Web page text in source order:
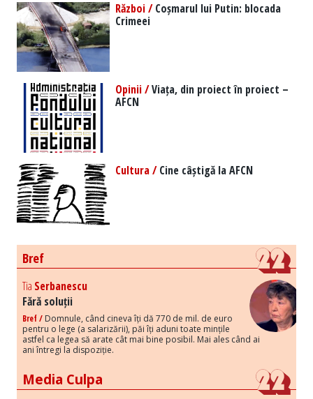
Război /Coșmarul lui Putin: blocada
Crimeei
Opinii /Viața, din proiect în proiect –
AFCN
Cultura /Cine câștigă la AFCN
Bref
Tia Serbanescu
Fără soluții
Bref / Domnule, când cineva îți dă 770 de mil. de euro
pentru o lege (a salarizării), păi îți aduni toate mințile
astfel ca legea să arate cât mai bine posibil. Mai ales când ai
ani întregi la dispoziție.
Media Culpa